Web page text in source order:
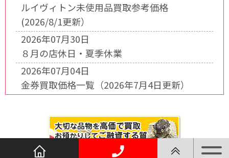
ルイヴィトン未使用品買取参考価格
(2026/8/1更新）
2026年07月30日
８月の店休日・夏季休業
2026年07月04日
金券買取価格一覧（2026年7月4日更新）